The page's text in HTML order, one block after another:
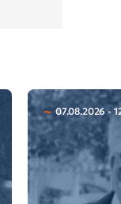
07.08.2026 -